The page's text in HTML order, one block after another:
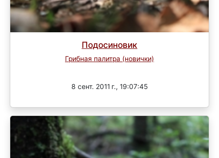
Подосиновик
Грибная палитра (новички)
8 сент. 2011 г., 19:07:45